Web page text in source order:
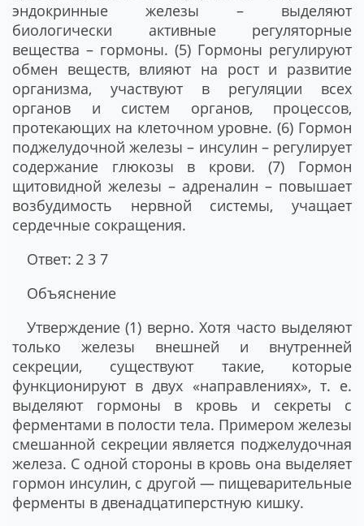
эндокринные железы – выделяют
биологически активные регуляторные
вещества – гормоны. (5) Гормоны регулируют
обмен веществ, влияют на рост и развитие
организма, участвуют в регуляции всех
органов и систем органов, процессов,
протекающих на клеточном уровне. (6) Гормон
поджелудочной железы – инсулин – регулирует
содержание глюкозы в крови. (7) Гормон
щитовидной железы – адреналин – повышает
возбудимость нервной системы, учащает
сердечные сокращения.
Ответ: 2 3 7
Объяснение
Утверждение (1) верно. Хотя часто выделяют
только железы внешней и внутренней
секреции, существуют такие, которые
функционируют в двух «направлениях», т. е.
выделяют гормоны в кровь и секреты с
ферментами в полости тела. Примером железы
смешанной секреции является поджелудочная
железа. С одной стороны в кровь она выделяет
гормон инсулин, с другой — пищеварительные
ферменты в двенадцатиперстную кишку.